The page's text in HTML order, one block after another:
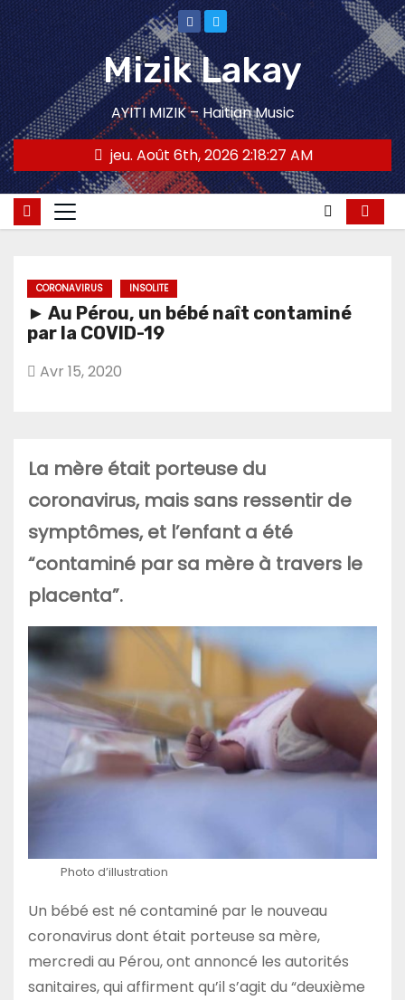
Skip
to
content
Mizik Lakay
AYITI MIZIK – Haitian Music
jeu. Août 6th, 20262:18:27 AM
CORONAVIRUS INSOLITE
► Au Pérou, un bébé naît contaminé
par la COVID-19
Avr 15, 2020
La mère était porteuse du
coronavirus, mais sans ressentir de
symptômes, et l’enfant a été
“contaminé par sa mère à travers le
placenta”.
Photo d’illustration
Un bébé est né contaminé par le nouveau
coronavirus dont était porteuse sa mère,
mercredi au Pérou, ont annoncé les autorités
sanitaires, qui affirment qu’il s’agit du “deuxième